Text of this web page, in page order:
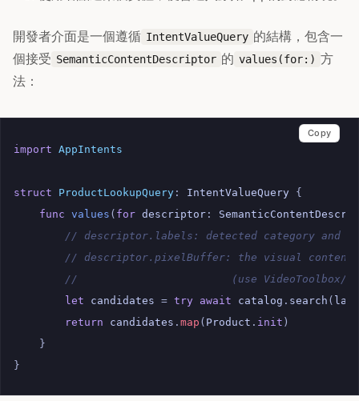
開發者介面是一個遵循 IntentValueQuery 的結構，包含一
個接受 SemanticContentDescriptor 的 values(for:) 方
法：
import AppIntents
struct ProductLookupQuery : IntentValueQuery {
func values ( for descriptor :
// descriptor.labels: detected category and
// descriptor.pixelBuffer: the visual content
//                        (use VideoToolbox/
let
candidates = try await catalog . search (
return
candidates . map ( Product . init )
}
}
Copy